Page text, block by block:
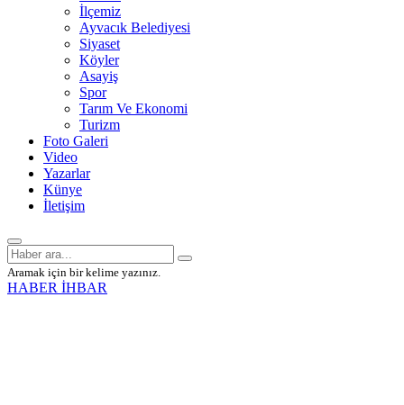
İlçemiz
Ayvacık Belediyesi
Siyaset
Köyler
Asayiş
Spor
Tarım Ve Ekonomi
Turizm
Foto Galeri
Video
Yazarlar
Künye
İletişim
Aramak için bir kelime yazınız.
HABER İHBAR